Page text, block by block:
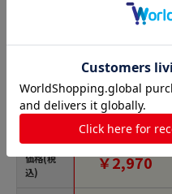
商品名
価格(税
込)
フォーション F フレ
ーバーシール さくら
1500枚/束（ご注文単
位1束）【直送品】
￥2,970